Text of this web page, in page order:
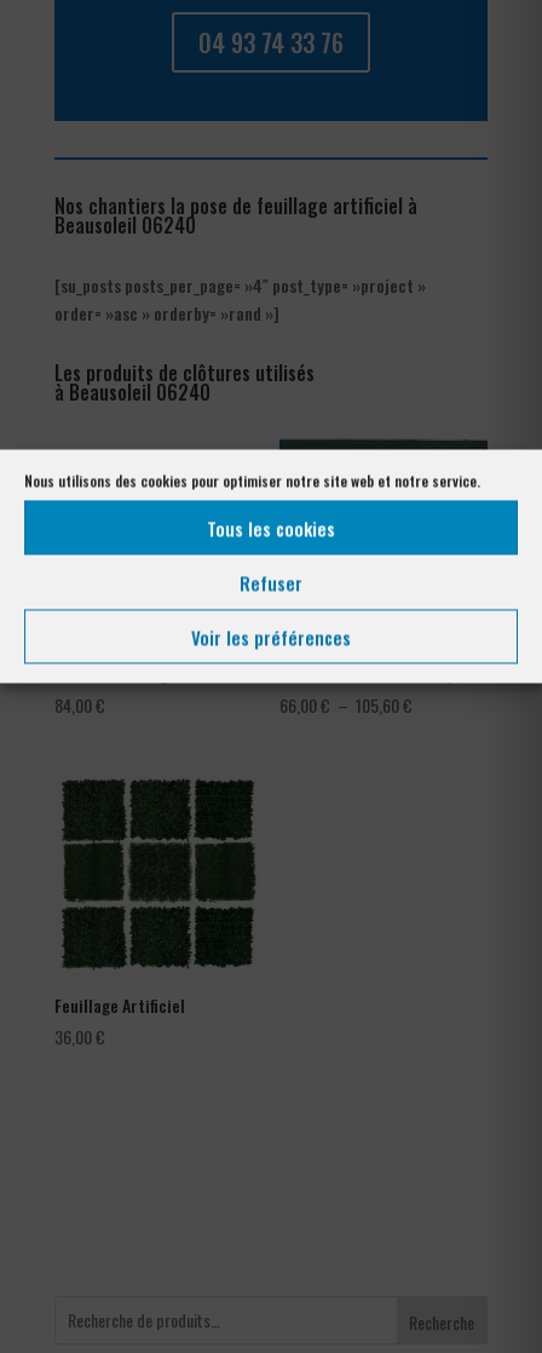
Nous utilisons des cookies pour optimiser notre site web et notre service.
Tous les cookies
Refuser
Voir les préférences
04 93 74 33 76
Nos chantiers la pose de feuillage artificiel à
Beausoleil 06240
[su_posts posts_per_page= »4″ post_type= »project »
order= »asc » orderby= »rand »]
Les produits de clôtures utilisés
à Beausoleil 06240
84,00€
66,00€ – 105,60€
Feuillage Artificiel
36,00€
Recherche